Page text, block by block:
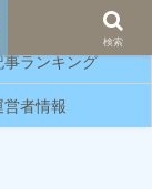
。
事ランキング
営者情報
検索